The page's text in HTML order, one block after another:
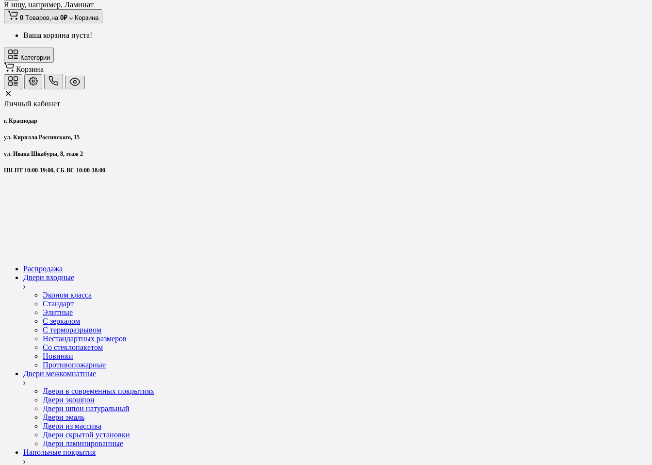
Я ищу, например, Ламинат
0 Tоваров,на 0₽ Корзина
Ваша корзина пуста!
Категории
Корзина
Личный кабинет
г. Краснодар
ул. Кирилла Россинского, 15
ул. Ивана Шкабуры, 8, этаж 2
ПН-ПТ 10:00-19:00, СБ-ВС 10:00-18:00
Распродажа
Двери входные
Эконом класса
Стандарт
Элитные
С зеркалом
С терморазрывом
Нестандартных размеров
Со стеклопакетом
Новинки
Противопожарные
Двери межкомнатные
Двери в современных покрытиях
Двери экошпон
Двери шпон натуральный
Двери эмаль
Двери из массива
Двери скрытой установки
Двери ламинированные
Напольные покрытия